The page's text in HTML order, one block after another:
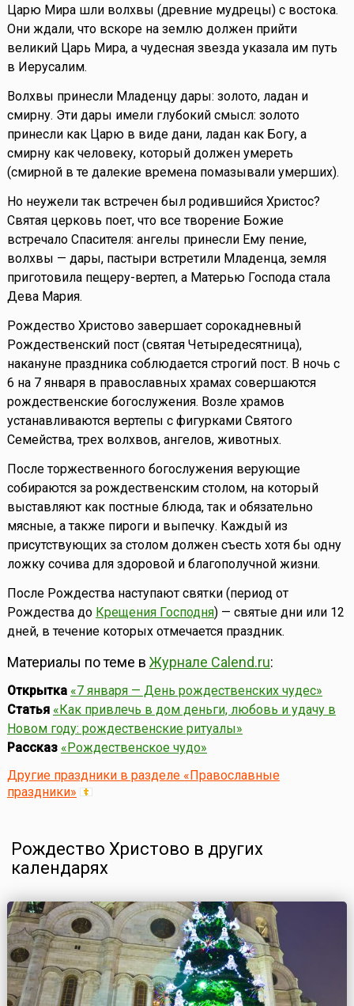
Царю Мира шли волхвы (древние мудрецы) с востока.
Они ждали, что вскоре на землю должен прийти
великий Царь Мира, а чудесная звезда указала им путь
в Иерусалим.
Волхвы принесли Младенцу дары: золото, ладан и
смирну. Эти дары имели глубокий смысл: золото
принесли как Царю в виде дани, ладан как Богу, а
смирну как человеку, который должен умереть
(смирной в те далекие времена помазывали умерших).
Но неужели так встречен был родившийся Христос?
Святая церковь поет, что все творение Божие
встречало Спасителя: ангелы принесли Ему пение,
волхвы — дары, пастыри встретили Младенца, земля
приготовила пещеру-вертеп, а Матерью Господа стала
Дева Мария.
Рождество Христово завершает сорокадневный
Рождественский пост (святая Четыредесятница),
накануне праздника соблюдается строгий пост. В ночь с
6 на 7 января в православных храмах совершаются
рождественские богослужения. Возле храмов
устанавливаются вертепы с фигурками Святого
Семейства, трех волхвов, ангелов, животных.
После торжественного богослужения верующие
собираются за рождественским столом, на который
выставляют как постные блюда, так и обязательно
мясные, а также пироги и выпечку. Каждый из
присутствующих за столом должен съесть хотя бы одну
ложку сочива для здоровой и благополучной жизни.
После Рождества наступают святки (период от
Рождества до Крещения Господня) — святые дни или 12
дней, в течение которых отмечается праздник.
Материалы по теме в Журнале Calend.ru:
Открытка «7 января — День рождественских чудес»
Статья «Как привлечь в дом деньги, любовь и удачу в
Новом году: рождественские ритуалы»
Рассказ «Рождественское чудо»
Другие праздники в разделе «Православные
праздники»
Рождество Христово в других
календарях